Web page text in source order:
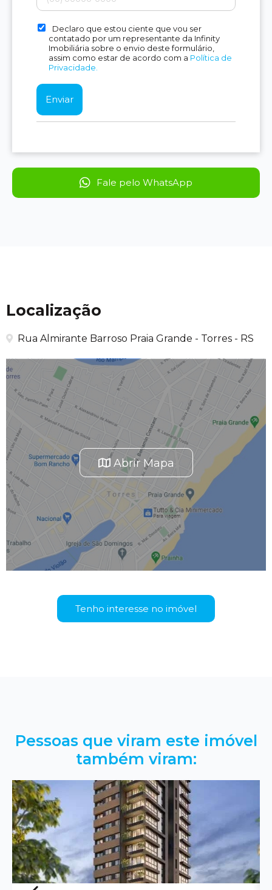
Declaro que estou ciente que vou ser
contatado por um representante da Infinity
Imobiliária sobre o envio deste formulário,
assim como estar de acordo com a Política de
Privacidade.
Fale pelo WhatsApp
Localização
Rua Almirante Barroso Praia Grande - Torres - RS
Abrir Mapa
Tenho interesse no imóvel
Pessoas que viram este imóvel
também viram: